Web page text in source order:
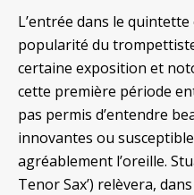
L’entrée dans le
popularité du
certaine exposition et
cette première période
pas permis d’entendre
innovantes ou
agréablement l’oreille.
Tenor Sax’) relèvera,